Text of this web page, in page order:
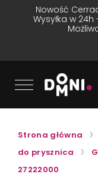
Nowość
Wysyłka w
Strona główna
do prysznica
27222000